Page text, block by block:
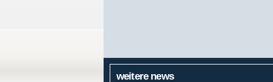
weitere news